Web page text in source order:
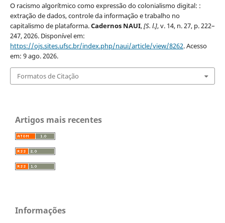
O racismo algorítmico como expressão do colonialismo digital: :
extração de dados, controle da informação e trabalho no
capitalismo de plataforma.Cadernos NAUI,[S. l.], v. 14, n. 27, p. 222–
247, 2026. Disponível em:
https://ojs.sites.ufsc.br/index.php/naui/article/view/8262. Acesso
em: 9 ago. 2026.
Formatos de Citação
Artigos mais recentes
Informações